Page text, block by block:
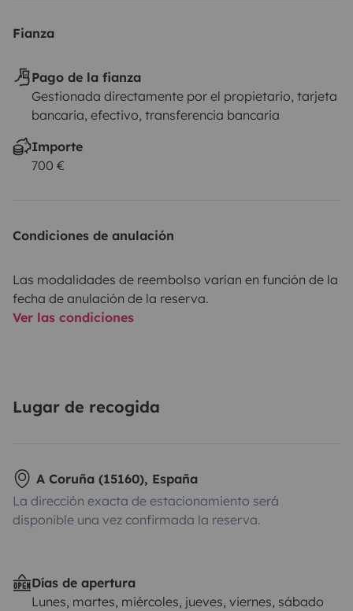
Fianza
Pago de la fianza
Gestionada directamente por el propietario, tarjeta
bancaria, efectivo, transferencia bancaria
Importe
700 €
Condiciones de anulación
Las modalidades de reembolso varían en función de la
fecha de anulación de la reserva.
Ver las condiciones
Lugar de recogida
A Coruña (15160), España
La dirección exacta de estacionamiento será
disponible una vez confirmada la reserva.
Días de apertura
Lunes, martes, miércoles, jueves, viernes, sábado